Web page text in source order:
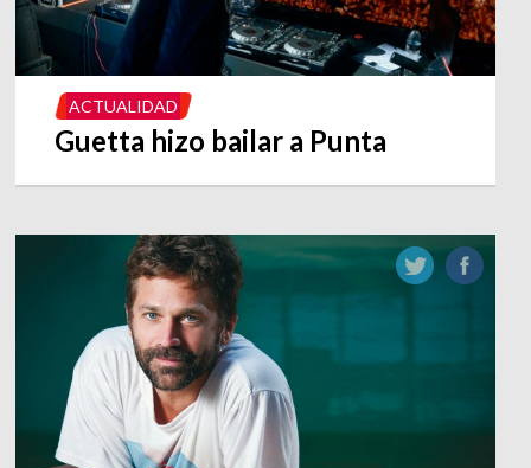
ACTUALIDAD
Guetta hizo bailar a Punta